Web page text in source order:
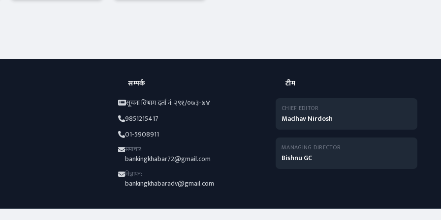
सम्पर्क
सूचना विभाग दर्ता नं: २९१/०७३-७४
9851215417
01-5908911
समाचार:
bankingkhabar72@gmail.com
विज्ञापन:
bankingkhabaradv@gmail.com
टीम
CHIEF EDITOR
Madhav Nirdosh
MANAGING DIRECTOR
Bishnu GC